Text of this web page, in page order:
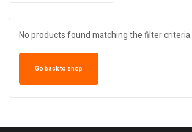
No products found matching the filter criteria.
Go back to shop